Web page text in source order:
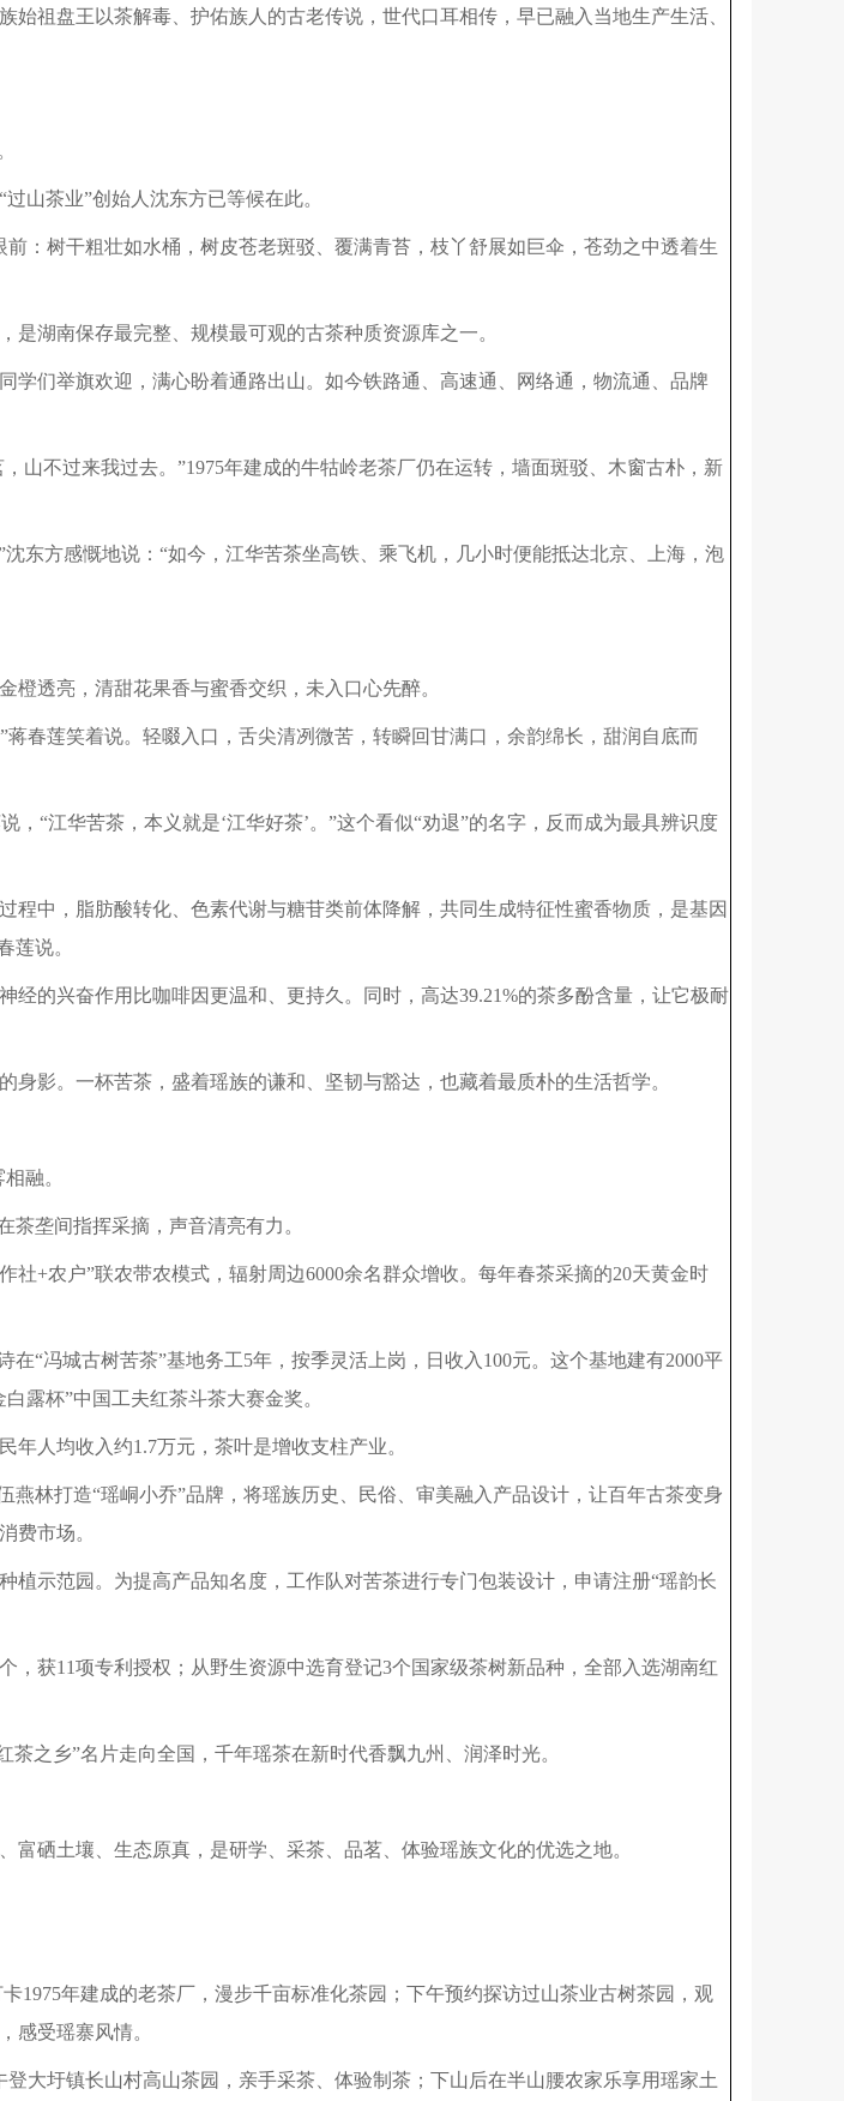
祖盘王以茶解毒、护佑族人的古老传说，世代口耳相传，早已融入当地生产生活、
山茶业”创始人沈东方已等候在此。
：树干粗壮如水桶，树皮苍老斑驳、覆满青苔，枝丫舒展如巨伞，苍劲之中透着生
湖南保存最完整、规模最可观的古茶种质资源库之一。
们举旗欢迎，满心盼着通路出山。如今铁路通、高速通、网络通，物流通、品牌
山不过来我过去。”1975年建成的牛牯岭老茶厂仍在运转，墙面斑驳、木窗古朴，新
东方感慨地说：“如今，江华苦茶坐高铁、乘飞机，几小时便能抵达北京、上海，泡
透亮，清甜花果香与蜜香交织，未入口心先醉。
春莲笑着说。轻啜入口，舌尖清冽微苦，转瞬回甘满口，余韵绵长，甜润自底而
，“江华苦茶，本义就是‘江华好茶’。”这个看似“劝退”的名字，反而成为最具辨识度
中，脂肪酸转化、色素代谢与糖苷类前体降解，共同生成特征性蜜香物质，是基因
莲说。
的兴奋作用比咖啡因更温和、更持久。同时，高达39.21%的茶多酚含量，让它极耐
影。一杯苦茶，盛着瑶族的谦和、坚韧与豁达，也藏着最质朴的生活哲学。
融。
垄间指挥采摘，声音清亮有力。
+农户”联农带农模式，辐射周边6000余名群众增收。每年春茶采摘的20天黄金时
“冯城古树苦茶”基地务工5年，按季灵活上岗，日收入100元。这个基地建有2000平
露杯”中国工夫红茶斗茶大赛金奖。
人均收入约1.7万元，茶叶是增收支柱产业。
林打造“瑶峒小乔”品牌，将瑶族历史、民俗、审美融入产品设计，让百年古茶变身
费市场。
植示范园。为提高产品知名度，工作队对苦茶进行专门包装设计，申请注册“瑶韵长
获11项专利授权；从野生资源中选育登记3个国家级茶树新品种，全部入选湖南红
之乡”名片走向全国，千年瑶茶在新时代香飘九州、润泽时光。
硒土壤、生态原真，是研学、采茶、品茗、体验瑶族文化的优选之地。
1975年建成的老茶厂，漫步千亩标准化茶园；下午预约探访过山茶业古树茶园，观
感受瑶寨风情。
大圩镇长山村高山茶园，亲手采茶、体验制茶；下山后在半山腰农家乐享用瑶家土